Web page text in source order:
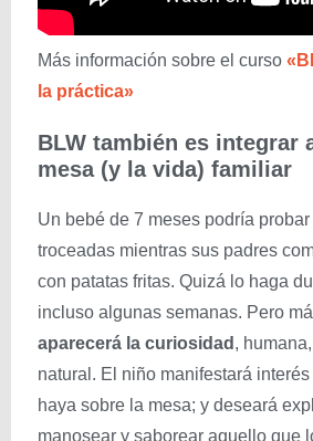
Más información sobre el curso
la práctica»
BLW también es integrar
mesa (y la vida) familiar
Un bebé de 7 meses podría
troceadas mientras sus padres
con patatas fritas. Quizá lo haga
incluso algunas semanas. Pero
aparecerá la curiosidad ,
natural. El niño manifestará
haya sobre la mesa; y deseará
manosear y saborear aquello que